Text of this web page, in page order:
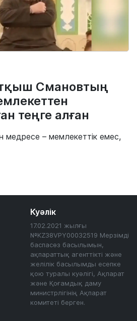
Смановтың
теңге алған
медресе – мемлекеттік емес,
Куәлік
17.02.2021 жылғы
№KZ38VPY00032519 Мерзімді
баспасөз басылымын,
ақпараттық агенттікті және
желілік басылымды есепке
қою туралы куәлігі, Ақпарат
және Қоғамдық даму
министрлігінің Ақпарат
комитеті берген.